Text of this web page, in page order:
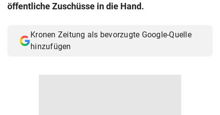
Muthgasse 2, 1190 Wien
öffentliche Zuschüsse in die Hand.
Kronen Zeitung als bevorzugte Google-Quelle
hinzufügen